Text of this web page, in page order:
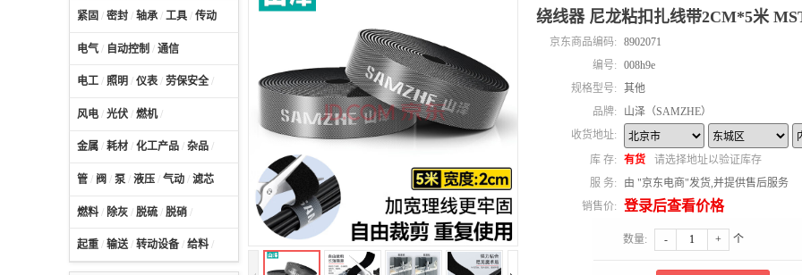
紧固 / 密封 / 轴承 / 工具 / 传动
电气 / 自动控制 / 通信
电工 / 照明 / 仪表 / 劳保安全 /
风电 / 光伏 / 燃机/
金属 / 耗材 / 化工产品 / 杂品 /
管 / 阀 / 泵 / 液压 / 气动 / 滤芯
燃料 / 除灰 / 脱硫 / 脱硝 /
起重 / 输送/ 转动设备 / 给料 /
绕线器 尼龙粘扣扎线带2CM*5米
京东商品编码:
8902071
编号:
008h9e
规格型号:
其他
品牌:
山泽（SAMZHE）
收货地址:
库 存:
有货
请选择地址以验证库存
服 务:
由 "京东电商"发货,并提供售后服务
销售价:
登录后查看价格
数量: - + 个